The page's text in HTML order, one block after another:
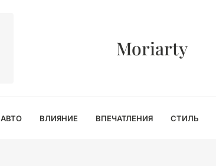
Moriarty
АВТО ВЛИЯНИЕ ВПЕЧАТЛЕНИЯ СТИЛЬ